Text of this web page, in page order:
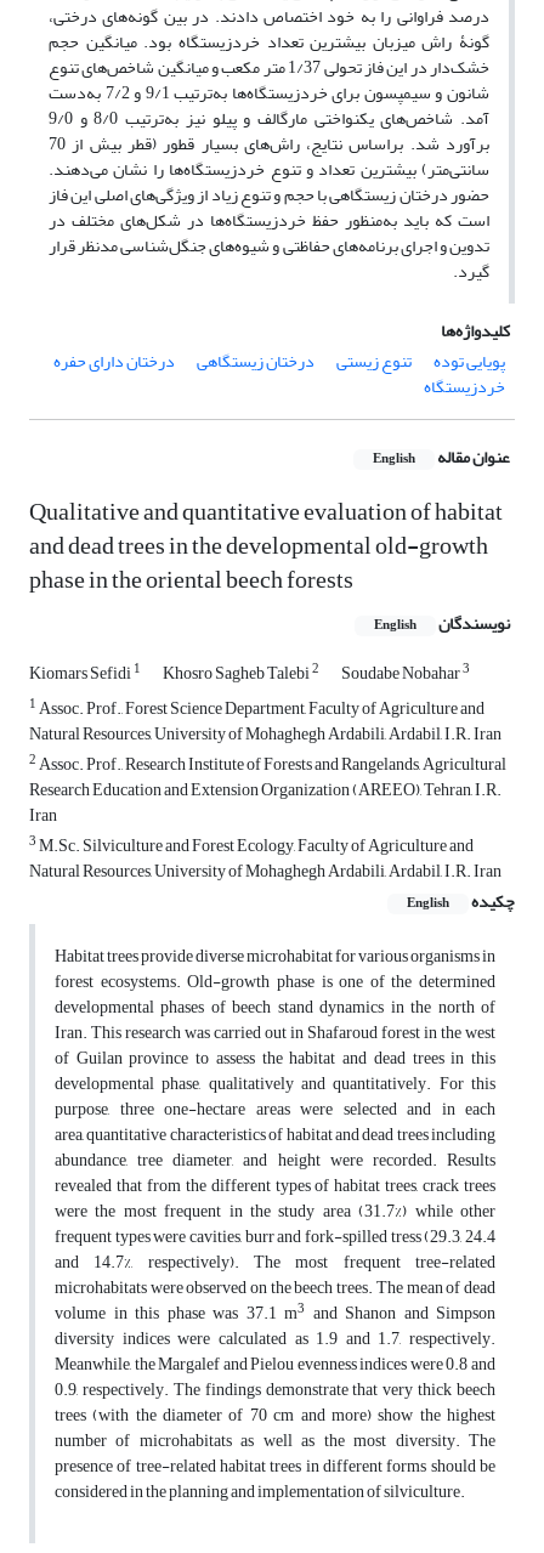
درصد فراوانی را به خود اختصاص دادند. در بین گونه‌های درختی،
گونۀ راش میزبان بیشترین تعداد خردزیستگاه بود. میانگین حجم
خشک‌دار در این فاز تحولی 1/37 متر مکعب و میانگین شاخص‌های تنوع
شانون و سیمپسون برای خردزیستگاه‌ها به‌ترتیب 9/1 و 7/2 به‌دست
آمد. شاخص‌های یکنواختی مارگالف و پیلو نیز به‌ترتیب 8/0 و 9/0
برآورد شد. براساس نتایج، راش‌های بسیار قطور (قطر بیش از 70
سانتی‌متر) بیشترین تعداد و تنوع خرد‌زیستگاه‌ها را نشان می‌دهند.
حضور درختان زیستگاهی با حجم و تنوع زیاد از ویژگی‌های اصلی این فاز
است که باید به‌منظور حفظ خردزیستگاه‌ها در شکل‌های مختلف در
تدوین و اجرای برنامه‌های حفاظتی و شیوه‌های جنگل‌شناسی مدنظر قرار
گیرد.
کلیدواژه‌ها
پویایی توده
تنوع زیستی درختان زیستگاهی درختان دارای حفره
خردزیستگاه
عنوان مقاله English
Qualitative and quantitative evaluation of habitat
and dead trees in the developmental old-growth
phase in the oriental beech forests
نویسندگان English
Kiomars Sefidi1 Khosro Sagheb Talebi2 Soudabe Nobahar3
1Assoc. Prof., Forest Science Department, Faculty of Agriculture and
Natural Resources, University of Mohaghegh Ardabili, Ardabil, I.R. Iran
2Assoc. Prof., Research Institute of Forests and Rangelands, Agricultural
Research Education and Extension Organization (AREEO), Tehran, I.R.
Iran
3M.Sc. Silviculture and Forest Ecology, Faculty of Agriculture and
Natural Resources, University of Mohaghegh Ardabili, Ardabil, I.R. Iran
چکیده
English
Habitat trees provide diverse microhabitat for various organisms in
forest ecosystems. Old-growth phase is one of the determined
developmental phases of beech stand dynamics in the north of
Iran. This research was carried out in Shafaroud forest in the west
of Guilan province to assess the habitat and dead trees in this
developmental phase, qualitatively and quantitatively. For this
purpose, three one-hectare areas were selected and in each
area, quantitative characteristics of habitat and dead trees including
abundance, tree diameter, and height were recorded. Results
revealed that from the different types of habitat trees, crack trees
were the most frequent in the study area (31.7%) while other
frequent types were cavities, burr and fork-spilled tress (29.3, 24.4
and 14.7%, respectively). The most frequent tree-related
microhabitats were observed on the beech trees. The mean of dead
volume in this phase was 37.1 m3 and Shanon and Simpson
diversity indices were calculated as 1.9 and 1.7, respectively.
Meanwhile, the Margalef and Pielou evenness indices were 0.8 and
0.9, respectively. The findings demonstrate that very thick beech
trees (with the diameter of 70 cm and more) show the highest
number of microhabitats as well as the most diversity. The
presence of tree-related habitat trees in different forms should be
considered in the planning and implementation of silviculture.